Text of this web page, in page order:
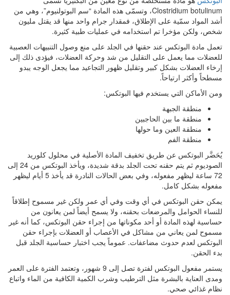
Clostridium botulinum، وتسمّى هذه المادة “سم البوتولنيوم”، وهي من
أشد المواد سمّية على الإطلاق، فمقدار جرام واحد منها قد يقتل مليون
شخص، ولكن مؤخرا تم استخدامه في عمليات طبية كثيرة.
تعمل مادة البوتكس عند حقنها في الجلد على منع وصول التنبيهات العصبية
للعضلات مما يعمل على التقليل من شد وحركة العضلات، فيؤدى ذلك إلى
إرخاء العضلات بشكل كبير وتقليل ظهور التجاعيد مما يجعل الوجه يبدو
مسطحاً وأكثر ارتياحاً.
ومن الأماكن التي يستخدم فيها البوتكس:
منطقة الجبهة
منطقة ما بين الحاجبين
منطقة العين وما حولها
منطقة الفم
يُحَضَّر البوتكس عن طريق تخفيف المادة الأصلية في محلول كلوريد
الصوديوم ثم يتم حقنه تحت الجلد بدقة شديدة، ويأخذ البوتكس من 24 إلى
72 ساعة ليظهر مفعوله، وفي بعض الحالات النادرة قد يأخذ 5 أيام ليظهر
مفعوله بشكل كامل.
يمكن حقن البوتكس في أي وقت وفي أي عمر ولكن غير مسموح إطلاقاً
للنساء الحوامل والمرضعات بحقنه، ولا يسمح أيضاً لمن يعانون من
حساسية لهذه المادة أو أحد مكوناتها من إجراء حقن البوتكس، كما أنه غير
مسموح لمن يعاني من مشاكل في الأعصاب أو العضلات بإجراء حقن
البوتكس لعدم حدوث مضاعفات. عموماً يجب اختبار حساسية الجلد قبل
بدء الحقن.
يستمر مفعول البوتكس لفترة تصل إلى 9 شهور، وتعتمد الفترة على العمر
ومدى العناية بالبشرة مثل الترطيب وشرب الكمية الكافية من الماء واتباع
نظام غذائي صحي.